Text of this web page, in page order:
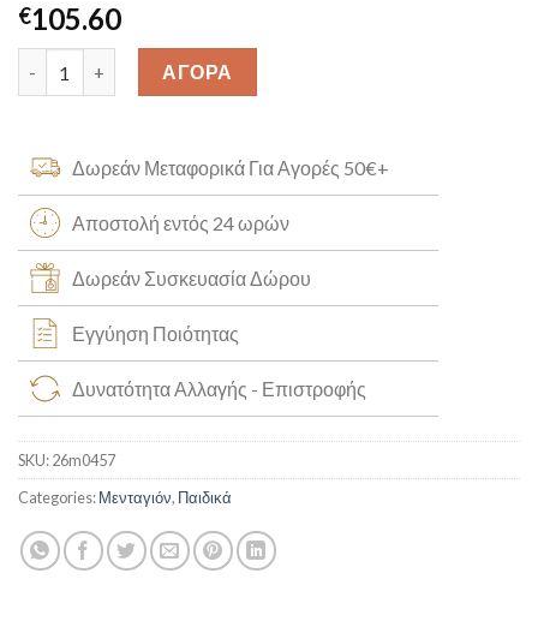
€105.60
Παναγίτσα K14 [26m0457] quantity
ΑΓΟΡΑ
Δωρεάν Μεταφορικά Για Αγορές 50€+
Αποστολή εντός 24 ωρών
Δωρεάν Συσκευασία Δώρου
Εγγύηση Ποιότητας
Δυνατότητα Αλλαγής - Επιστροφής
SKU:26m0457
Categories:Μενταγιόν, Παιδικά